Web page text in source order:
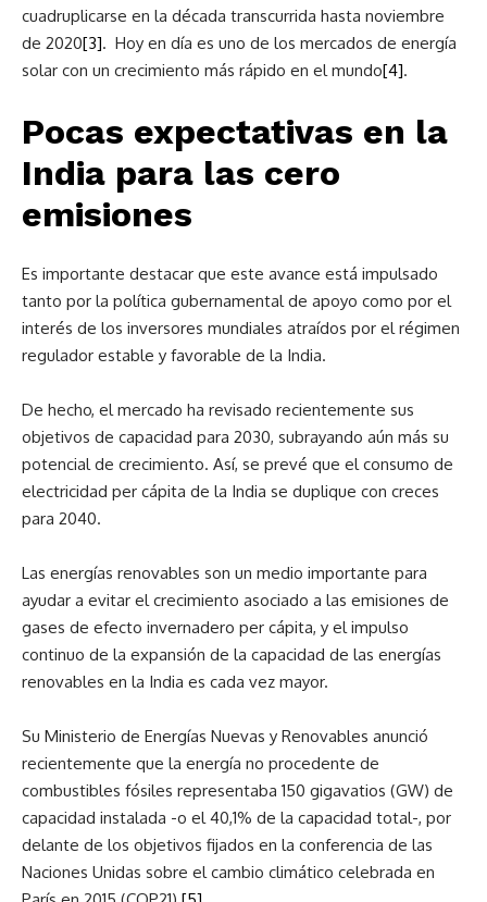
cuadruplicarse en la década transcurrida hasta noviembre
de 2020[3]. Hoy en día es uno de los mercados de energía
solar con un crecimiento más rápido en el mundo[4].
Pocas expectativas en la
India para las cero
emisiones
Es importante destacar que este avance está impulsado
tanto por la política gubernamental de apoyo como por el
interés de los inversores mundiales atraídos por el régimen
regulador estable y favorable de la India.
De hecho, el mercado ha revisado recientemente sus
objetivos de capacidad para 2030, subrayando aún más su
potencial de crecimiento. Así, se prevé que el consumo de
electricidad per cápita de la India se duplique con creces
para 2040.
Las energías renovables son un medio importante para
ayudar a evitar el crecimiento asociado a las emisiones de
gases de efecto invernadero per cápita, y el impulso
continuo de la expansión de la capacidad de las energías
renovables en la India es cada vez mayor.
Su Ministerio de Energías Nuevas y Renovables anunció
recientemente que la energía no procedente de
combustibles fósiles representaba 150 gigavatios (GW) de
capacidad instalada -o el 40,1% de la capacidad total-, por
delante de los objetivos fijados en la conferencia de las
Naciones Unidas sobre el cambio climático celebrada en